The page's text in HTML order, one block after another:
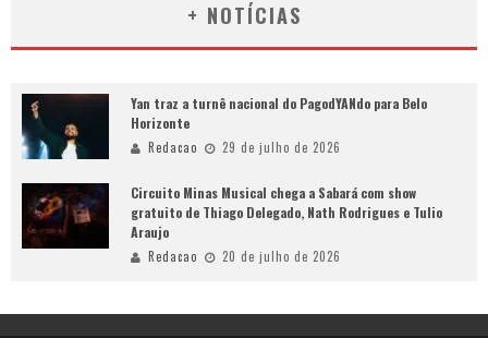
+ NOTÍCIAS
Yan traz a turnê nacional do PagodYANdo para Belo
Horizonte
Redacao 29 de julho de 2026
Circuito Minas Musical chega a Sabará com show
gratuito de Thiago Delegado, Nath Rodrigues e Tulio
Araujo
Redacao 20 de julho de 2026